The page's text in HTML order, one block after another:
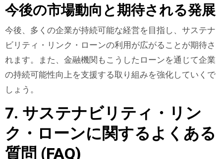
今後の市場動向と期待される発展
今後、多くの企業が持続可能な経営を目指し、サステナ
ビリティ・リンク・ローンの利用が広がることが期待さ
れます。また、金融機関もこうしたローンを通じて企業
の持続可能性向上を支援する取り組みを強化していくで
しょう。
7. サステナビリティ・リン
ク・ローンに関するよくある
質問 (FAQ)